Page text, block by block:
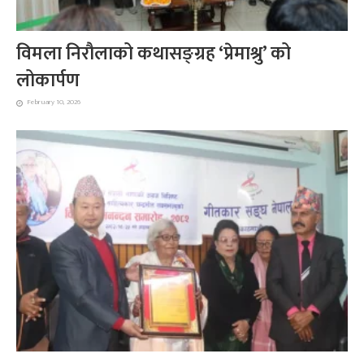
विमला निरौलाको कथासङ्ग्रह ‘प्रेमाश्रु’ को
लोकार्पण
February 10, 2026